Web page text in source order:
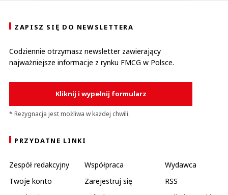
ZAPISZ SIĘ DO NEWSLETTERA
Codziennie otrzymasz newsletter zawierający
najważniejsze informacje z rynku FMCG w Polsce.
Kliknij i wypełnij formularz
* Rezygnacja jest możliwa w każdej chwili.
PRZYDATNE LINKI
Zespół redakcyjny Współpraca
Wydawca
Twoje konto
Zarejestruj się
RSS